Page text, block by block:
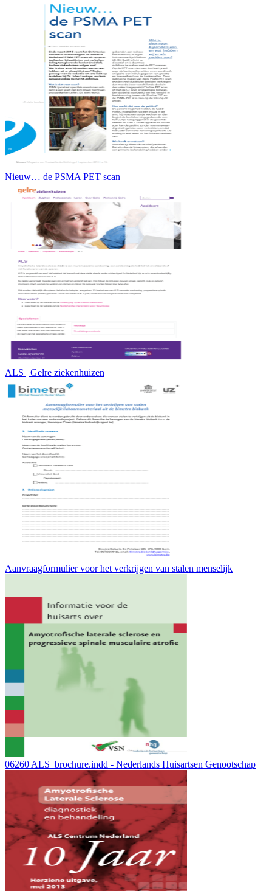
Nieuw… de PSMA PET scan
ALS | Gelre ziekenhuizen
Aanvraagformulier voor het verkrijgen van stalen menselijk
06260 ALS_brochure.indd - Nederlands Huisartsen Genootschap